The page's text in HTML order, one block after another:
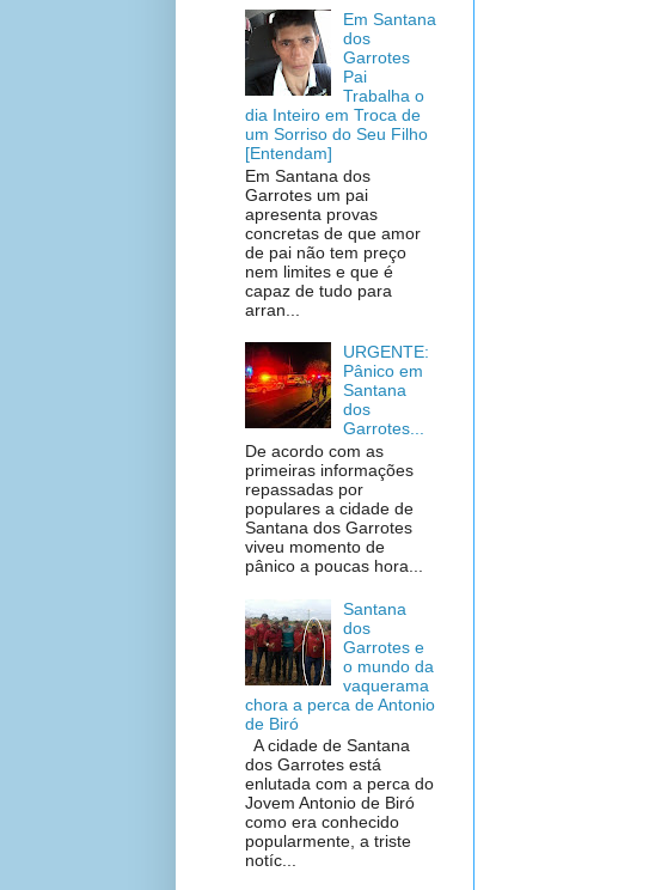
Em Santana
dos
Garrotes
Pai
Trabalha o
dia Inteiro em Troca de
um Sorriso do Seu Filho
[Entendam]
Em Santana dos
Garrotes um pai
apresenta provas
concretas de que amor
de pai não tem preço
nem limites e que é
capaz de tudo para
arran...
URGENTE:
Pânico em
Santana
dos
Garrotes...
De acordo com as
primeiras informações
repassadas por
populares a cidade de
Santana dos Garrotes
viveu momento de
pânico a poucas hora...
Santana
dos
Garrotes e
o mundo da
vaquerama
chora a perca de Antonio
de Biró
A cidade de Santana
dos Garrotes está
enlutada com a perca do
Jovem Antonio de Biró
como era conhecido
popularmente, a triste
notíc...